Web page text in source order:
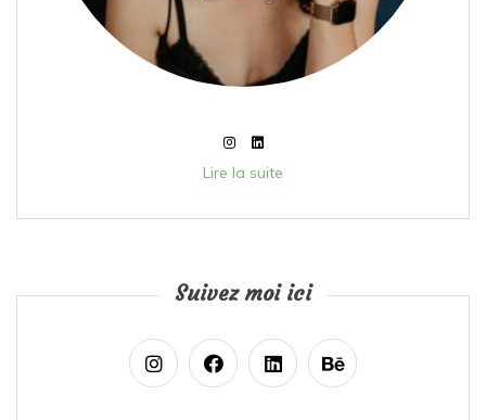
Lire la suite
Suivez moi ici